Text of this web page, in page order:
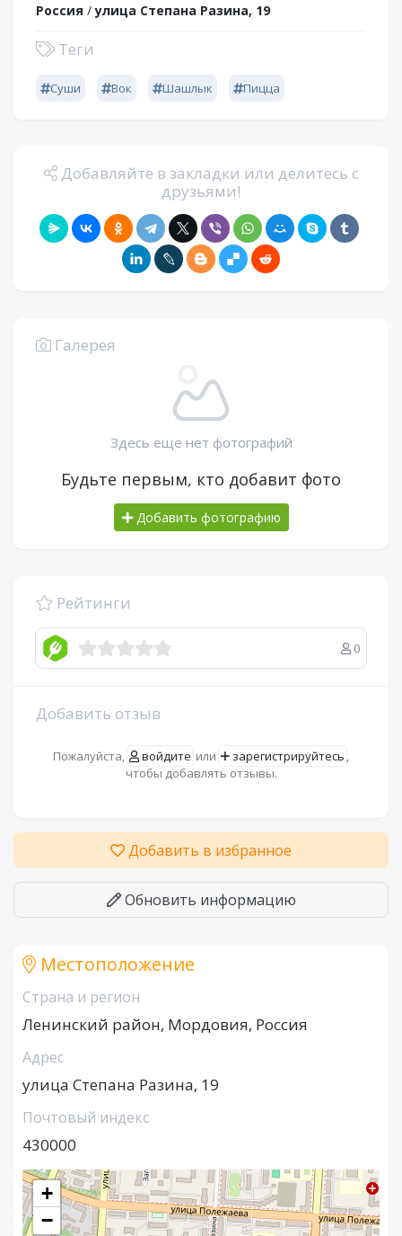
Россия /улица Степана Разина, 19
Теги
Суши Вок Шашлык Пицца
Добавляйте в закладки или делитесь с
друзьями!
Галерея
Здесь еще нет фотографий
Будьте первым, кто добавит фото
Добавить фотографию
Рейтинги
0
Добавить отзыв
Пожалуйста, войдите или зарегистрируйтесь ,
чтобы добавлять отзывы.
Добавить в избранное
Обновить информацию
Местоположение
Страна и регион
Ленинский район, Мордовия, Россия
Адрес
улица Степана Разина, 19
Почтовый индекс
430000
+
−